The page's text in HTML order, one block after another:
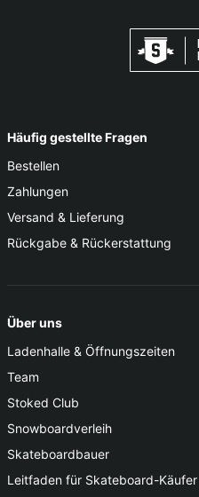
8.75"
Häufig gestellte Fragen
Bestellen
Zahlungen
Versand & Lieferung
Rückgabe & Rückerstattung
Über uns
Ladenhalle & Öffnungszeiten
Team
Stoked Club
Snowboardverleih
Skateboardbauer
Leitfaden für Skateboard-Käufer